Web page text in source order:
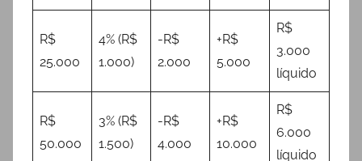
R$
25.000
4% (R$
1.000)
-R$
2.000
+R$
5.000
R$
3.000
líquido
R$
50.000
3% (R$
1.500)
-R$
4.000
+R$
10.000
R$
6.000
líquido